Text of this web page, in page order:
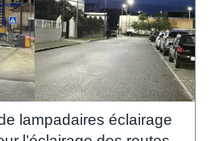
lampadaires éclairage